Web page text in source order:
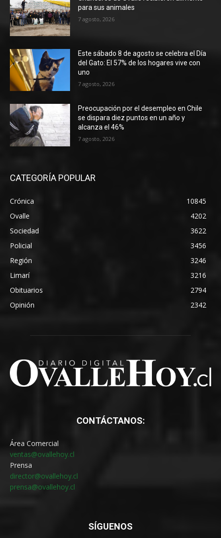
para sus animales
7 agosto, 2026
Este sábado 8 de agosto se celebra el Día
del Gato: El 57% de los hogares vive con
uno
7 agosto, 2026
Preocupación por el desempleo en Chile
se dispara diez puntos en un año y
alcanza el 46%
7 agosto, 2026
CATEGORÍA POPULAR
Crónica
10845
Ovalle
4202
Sociedad
3622
Policial
3456
Región
3246
Limarí
3216
Obituarios
2794
Opinión
2342
CONTÁCTANOS:
Área Comercial
ventas@ovallehoy.cl
Prensa
director@ovallehoy.cl
prensa@ovallehoy.cl
SÍGUENOS